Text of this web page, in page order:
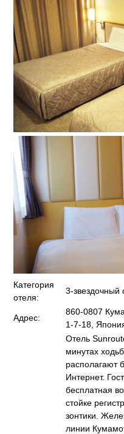
Категория
отеля:
3-звездочный
Адрес:
860-0807
1-7-18,
Отель
минутах
располагают
Интернет.
бесплатная
стойке
зонтики.
линии